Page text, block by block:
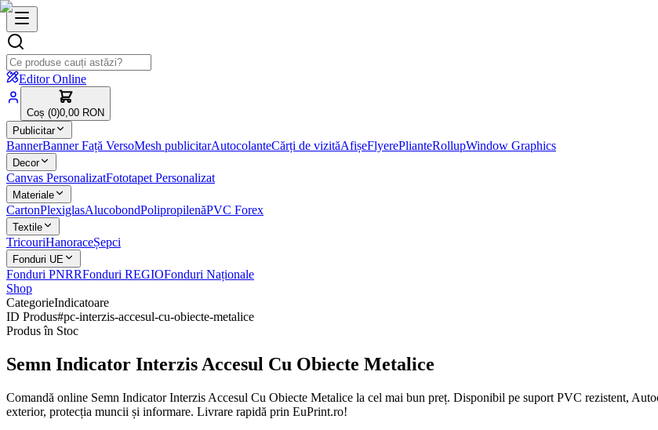
Editor Online
Coș (0)0,00 RON
Publicitar
BannerBanner Față VersoMesh publicitarAutocolanteCărți de vizităAfișeFlyerePlianteRollupWindow Graphics
Decor
Canvas PersonalizatFototapet Personalizat
Materiale
CartonPlexiglasAlucobondPolipropilenăPVC Forex
Textile
TricouriHanoraceȘepci
Fonduri UE
Fonduri PNRRFonduri REGIOFonduri Naționale
Shop
CategorieIndicatoare
ID Produs#pc-interzis-accesul-cu-obiecte-metalice
Produs în Stoc
Semn Indicator Interzis Accesul Cu Obiecte Metalice
Comandă online Semn Indicator Interzis Accesul Cu Obiecte Metalice la cel mai bun preț. Disponibil pe suport PVC rezistent,
exterior, protecția muncii și informare. Livrare rapidă prin EuPrint.ro!